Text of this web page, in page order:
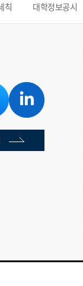
칙 대학정보공시